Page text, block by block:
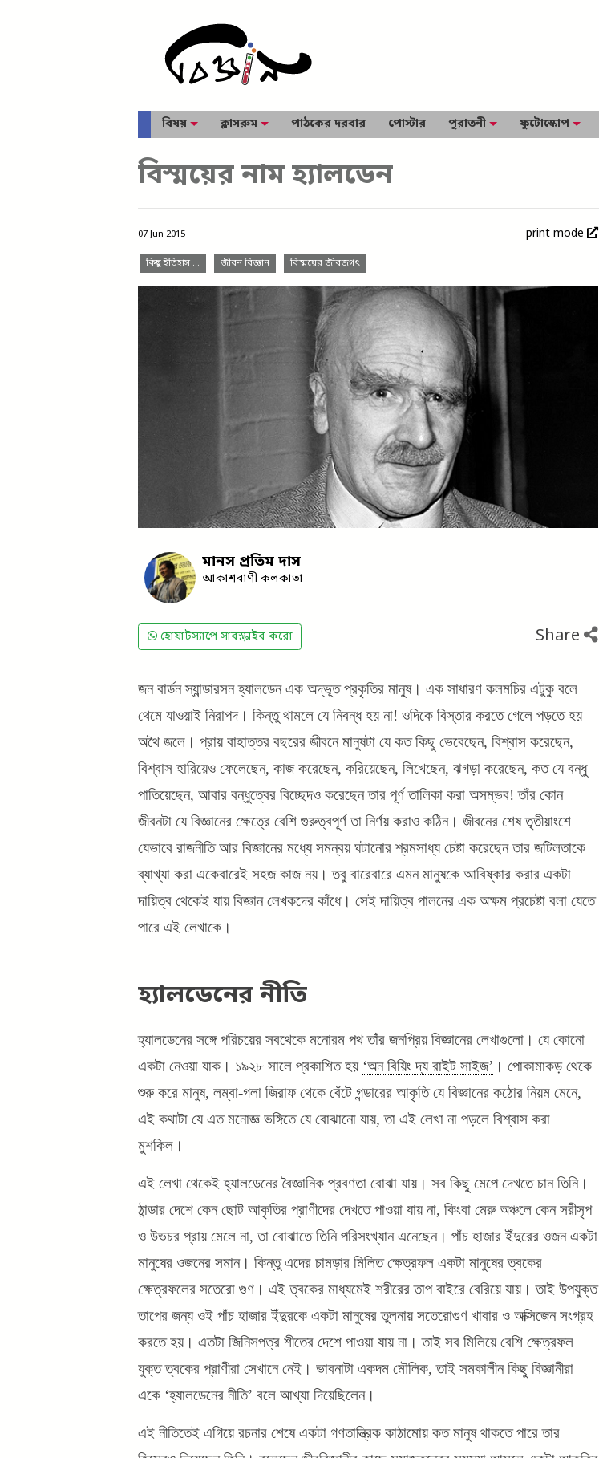
বিষয় ক্লাসরুম পাঠকের দরবার পোস্টার পুরাতনী ফুটোস্কোপ
বিস্ময়ের নাম হ্যালডেন
07 Jun 2015 print mode
কিছু ইতিহাস … জীবন বিজ্ঞান বিস্ময়ের জীবজগৎ
মানস প্রতিম দাস
আকাশবাণী কলকাতা
হোয়াটস্যাপে সাবস্ক্রাইব করো Share
জন বার্ডন স্যান্ডারসন হ্যালডেন এক অদ্ভূত প্রকৃতির মানুষ। এক সাধারণ কলমচির এটুকু বলে
থেমে যাওয়াই নিরাপদ। কিন্তু থামলে যে নিবন্ধ হয় না! ওদিকে বিস্তার করতে গেলে পড়তে হয়
অথৈ জলে। প্রায় বাহাত্তর বছরের জীবনে মানুষটা যে কত কিছু ভেবেছেন, বিশ্বাস করেছেন,
বিশ্বাস হারিয়েও ফেলেছেন, কাজ করেছেন, করিয়েছেন, লিখেছেন, ঝগড়া করেছেন, কত যে বন্ধু
পাতিয়েছেন, আবার বন্ধুত্বের বিচ্ছেদও করেছেন তার পূর্ণ তালিকা করা অসম্ভব! তাঁর কোন
জীবনটা যে বিজ্ঞানের ক্ষেত্রে বেশি গুরুত্বপূর্ণ তা নির্ণয় করাও কঠিন। জীবনের শেষ তৃতীয়াংশে
যেভাবে রাজনীতি আর বিজ্ঞানের মধ্যে সমন্বয় ঘটানোর শ্রমসাধ্য চেষ্টা করেছেন তার জটিলতাকে
ব্যাখ্যা করা একেবারেই সহজ কাজ নয়। তবু বারেবারে এমন মানুষকে আবিষ্কার করার একটা
দায়িত্ব থেকেই যায় বিজ্ঞান লেখকদের কাঁধে। সেই দায়িত্ব পালনের এক অক্ষম প্রচেষ্টা বলা যেতে
পারে এই লেখাকে।
হ্যালডেনের নীতি
হ্যালডেনের সঙ্গে পরিচয়ের সবথেকে মনোরম পথ তাঁর জনপ্রিয় বিজ্ঞানের লেখাগুলো। যে কোনো
একটা নেওয়া যাক। ১৯২৮ সালে প্রকাশিত হয় ‘অন বিয়িং দ্য রাইট সাইজ’ । পোকামাকড় থেকে
শুরু করে মানুষ, লম্বা-গলা জিরাফ থেকে বেঁটে গন্ডারের আকৃতি যে বিজ্ঞানের কঠোর নিয়ম মেনে,
এই কথাটা যে এত মনোজ্ঞ ভঙ্গিতে যে বোঝানো যায়, তা এই লেখা না পড়লে বিশ্বাস করা
মুশকিল।
এই লেখা থেকেই হ্যালডেনের বৈজ্ঞানিক প্রবণতা বোঝা যায়। সব কিছু মেপে দেখতে চান তিনি।
ঠান্ডার দেশে কেন ছোট আকৃতির প্রাণীদের দেখতে পাওয়া যায় না, কিংবা মেরু অঞ্চলে কেন সরীসৃপ
ও উভচর প্রায় মেলে না, তা বোঝাতে তিনি পরিসংখ্যান এনেছেন। পাঁচ হাজার ইঁদুরের ওজন একটা
মানুষের ওজনের সমান। কিন্তু এদের চামড়ার মিলিত ক্ষেত্রফল একটা মানুষের ত্বকের
ক্ষেত্রফলের সতেরো গুণ। এই ত্বকের মাধ্যমেই শরীরের তাপ বাইরে বেরিয়ে যায়। তাই উপযুক্ত
তাপের জন্য ওই পাঁচ হাজার ইঁদুরকে একটা মানুষের তুলনায় সতেরোগুণ খাবার ও অক্সিজেন সংগ্রহ
করতে হয়। এতটা জিনিসপত্র শীতের দেশে পাওয়া যায় না। তাই সব মিলিয়ে বেশি ক্ষেত্রফল
যুক্ত ত্বকের প্রাণীরা সেখানে নেই। ভাবনাটা একদম মৌলিক, তাই সমকালীন কিছু বিজ্ঞানীরা
একে ‘হ্যালডেনের নীতি’ বলে আখ্যা দিয়েছিলেন।
এই নীতিতেই এগিয়ে রচনার শেষে একটা গণতান্ত্রিক কাঠামোয় কত মানুষ থাকতে পারে তার